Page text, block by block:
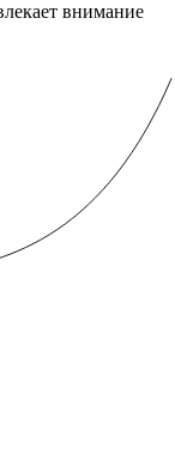
внимание